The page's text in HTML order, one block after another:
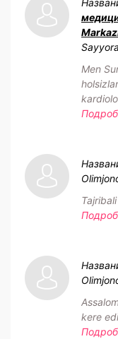
Sayyora
Men
kere